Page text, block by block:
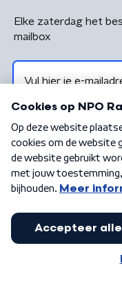
Elke zaterdag het
mailbox
Algemene